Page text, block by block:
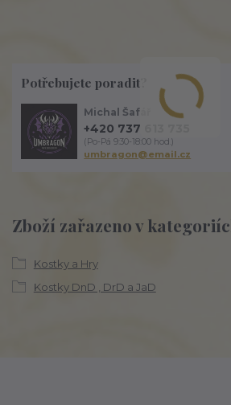
Zboží zařazeno v
Kostky a Hry
Kostky DnD , DrD a JaD
Potřebujete poradit?
Michal Šafář
+420 737 613 735
(Po-Pá 9:30-18:00 hod.)
umbragon@email.cz